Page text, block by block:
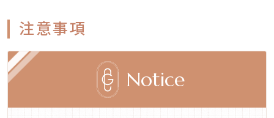
注意事項
Notice